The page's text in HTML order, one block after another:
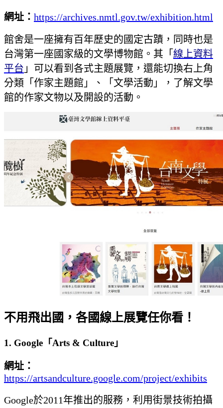
網址： https://archives.nmtl.gov.tw/exhibition.html
館舍是一座擁有百年歷史的國定古蹟，同時也是
台灣第一座國家級的文學博物館。其「 線上資料
平台 」可以看到各式主題展覽，還能切換右上角
分類「作家主題館」、「文學活動」，了解文學
館的作家文物以及開設的活動。
不用飛出國，各國線上展覽任你看！
1. Google「Arts & Culture」
網址：
https://artsandculture.google.com/project/exhibits
Google於2011年推出的服務，利用街景技術拍攝